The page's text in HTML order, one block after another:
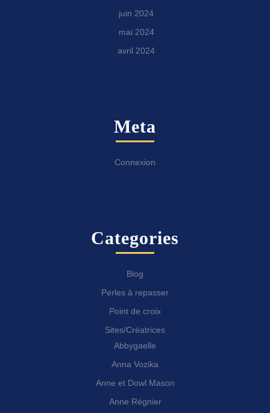
juin 2024
mai 2024
avril 2024
Meta
Connexion
Categories
Blog
Perles à repasser
Point de croix
Sites/Créatrices
Abbygaelle
Anna Vozika
Anne et Dowl Mason
Anne Régnier